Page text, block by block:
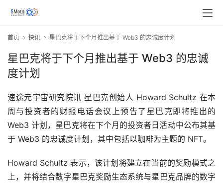
首页 快讯 星巴克将于下个月推出基于 Web3 的忠诚度计划
星巴克将于下个月推出基于 Web3 的忠诚
度计划
速途元宇宙研究院讯 星巴克创始人 Howard Schultz 在本
周与投资者的财报电话会议上预告了星巴克即将推出的
Web3 计划，星巴克将在下个月的投资者日活动中公布其基
于 Web3 的忠诚度计划，其中包括以咖啡为主题的 NFT。
Howard Schultz 表示，该计划将建立在当前的奖励模式之
上，并将结合数字星巴克奖励生态系统与星巴克品牌的数字